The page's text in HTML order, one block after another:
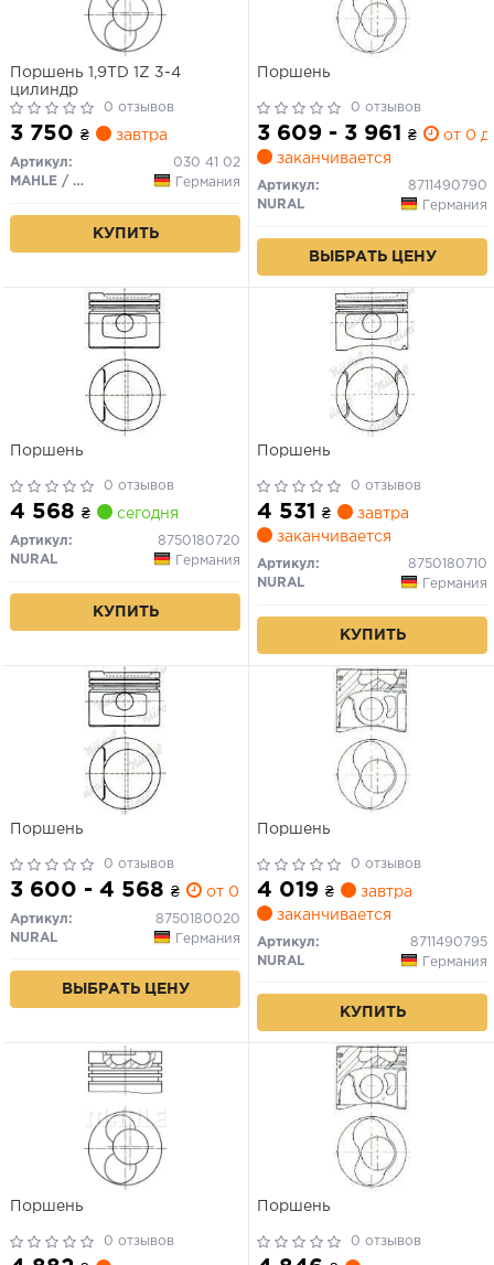
Поршень 1,9TD 1Z 3-4
цилиндр
0 отзывов
3 750 ₴ завтра
Артикул:
030 41 02
MAHLE / KNECHT
Германия
КУПИТЬ
Поршень
0 отзывов
3 609 - 3 961 ₴
от 0
заканчивается
Артикул:
8711490790
NURAL
Германия
ВЫБРАТЬ ЦЕНУ
Поршень
0 отзывов
4 568 ₴ сегодня
Артикул:
8750180720
NURAL
Германия
КУПИТЬ
Поршень
0 отзывов
4 531 ₴
завтра
заканчивается
Артикул:
8750180710
NURAL
Германия
КУПИТЬ
Поршень
0 отзывов
3 600 - 4 568 ₴ от 0 дн.
Артикул:
8750180020
NURAL
Германия
ВЫБРАТЬ ЦЕНУ
Поршень
0 отзывов
4 019 ₴
завтра
заканчивается
Артикул:
8711490795
NURAL
Германия
КУПИТЬ
Поршень
0 отзывов
Поршень
0 отзывов